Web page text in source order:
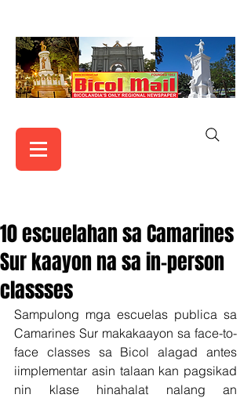
10 escuelahan sa Camarines
Sur kaayon na sa in-person
classses
Sampulong mga escuelas publica sa
Camarines Sur makakaayon sa face-to-
face classes sa Bicol alagad antes
iimplementar asin talaan kan pagsikad
nin klase hinahalat nalang an